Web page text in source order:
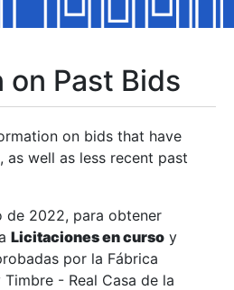
Past Bids
on bids that have
as well as less recent past
2022, para obtener
Licitaciones en curso y
por la Fábrica
- Real Casa de la